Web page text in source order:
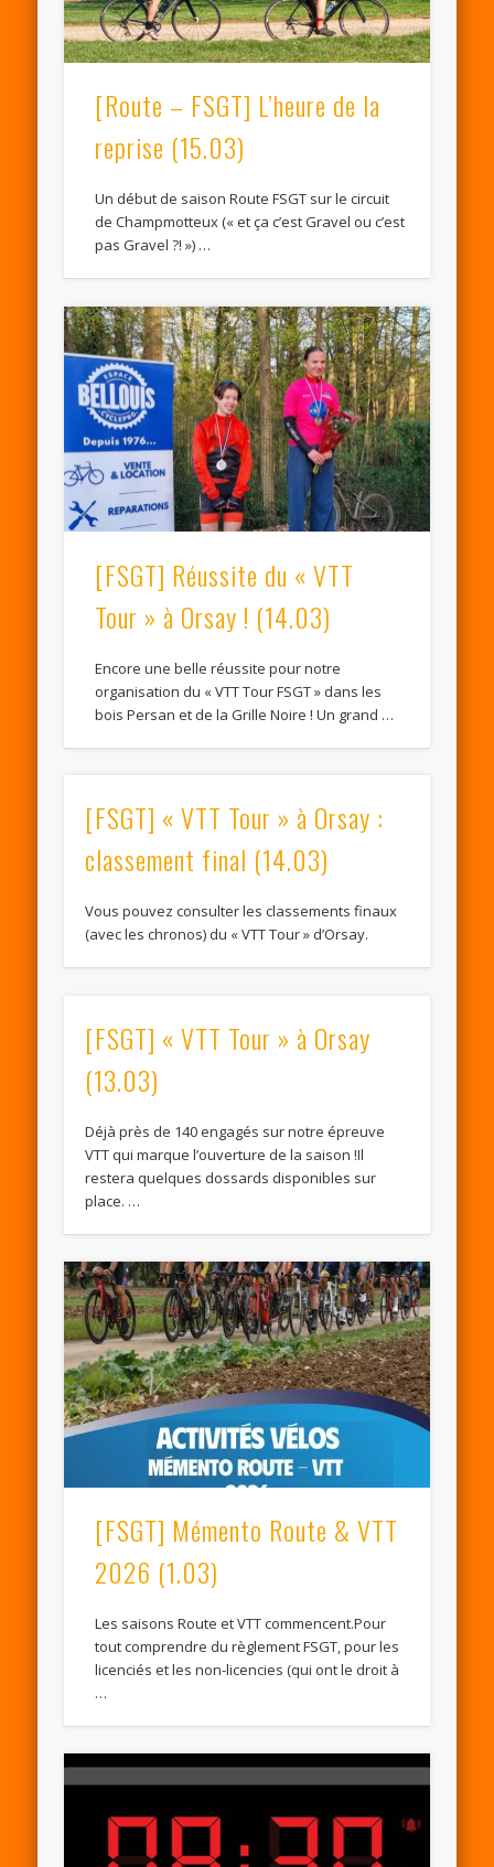
[Route – FSGT] L’heure de la
reprise (15.03)
Un début de saison Route FSGT sur le circuit
de Champmotteux (« et ça c’est Gravel ou c’est
pas Gravel ?! ») …
[FSGT] Réussite du « VTT
Tour » à Orsay ! (14.03)
Encore une belle réussite pour notre
organisation du « VTT Tour FSGT » dans les
bois Persan et de la Grille Noire ! Un grand …
[FSGT] « VTT Tour » à Orsay :
classement final (14.03)
Vous pouvez consulter les classements finaux
(avec les chronos) du « VTT Tour » d’Orsay.
[FSGT] « VTT Tour » à Orsay
(13.03)
Déjà près de 140 engagés sur notre épreuve
VTT qui marque l’ouverture de la saison !Il
restera quelques dossards disponibles sur
place. …
[FSGT] Mémento Route & VTT
2026 (1.03)
Les saisons Route et VTT commencent.Pour
tout comprendre du règlement FSGT, pour les
licenciés et les non-licencies (qui ont le droit à
…